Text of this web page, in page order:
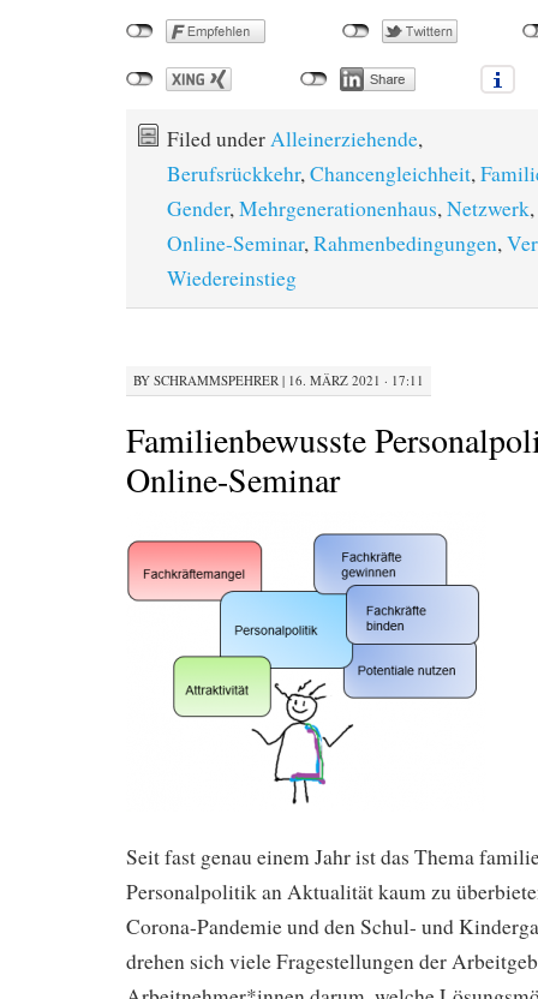
Filed underAlleinerziehende,
Berufsrückkehr,Chancengleichheit,
Gender,Mehrgenerationenhaus,Netzwerk,
Online-Seminar,Rahmenbedingungen,
Wiedereinstieg
BY SCHRAMMSPEHRER | 16. MÄRZ 2021 · 17:11
Familienbewusste
Online-Seminar
Seit fast genau einem Jahr ist das Thema
Personalpolitik an Aktualität kaum zu
Corona-Pandemie und den Schul- und
drehen sich viele Fragestellungen der